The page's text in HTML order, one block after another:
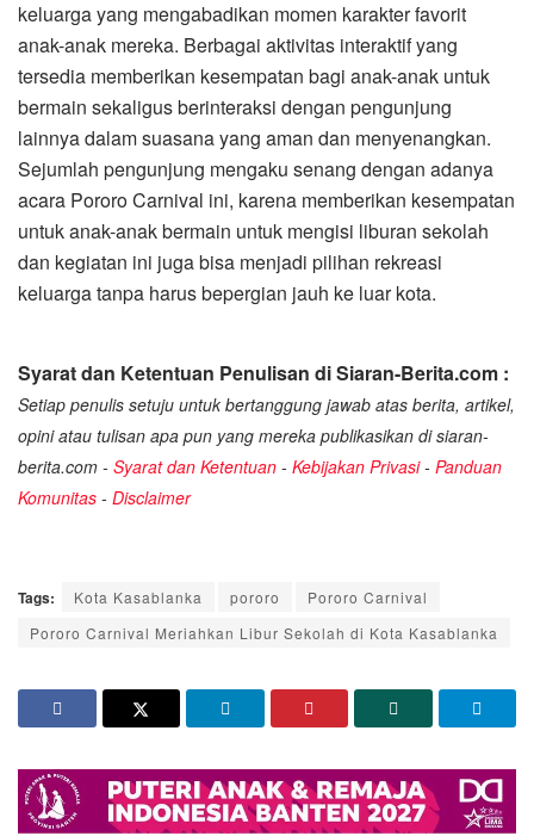
keluarga yang mengabadikan momen karakter favorit
anak-anak mereka. Berbagai aktivitas interaktif yang
tersedia memberikan kesempatan bagi anak-anak untuk
bermain sekaligus berinteraksi dengan pengunjung
lainnya dalam suasana yang aman dan menyenangkan.
Sejumlah pengunjung mengaku senang dengan adanya
acara Pororo Carnival ini, karena memberikan kesempatan
untuk anak-anak bermain untuk mengisi liburan sekolah
dan kegiatan ini juga bisa menjadi pilihan rekreasi
keluarga tanpa harus bepergian jauh ke luar kota.
Syarat dan Ketentuan Penulisan di Siaran-Berita.com :
Setiap penulis setuju untuk bertanggung jawab atas berita, artikel,
opini atau tulisan apa pun yang mereka publikasikan di siaran-
berita.com - Syarat dan Ketentuan - Kebijakan Privasi- Panduan
Komunitas - Disclaimer
Tags: Kota Kasablanka pororo
Pororo Carnival
Pororo Carnival Meriahkan Libur Sekolah di Kota Kasablanka